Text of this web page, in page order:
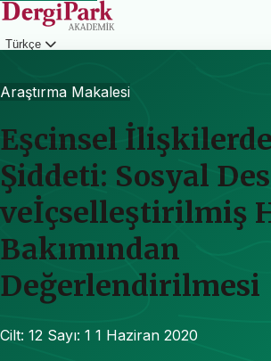
Türkçe
Araştırma Makalesi
Eşcinsel
Şiddeti: Sosyal
veİçselleştirilmiş
Bakımından
Değerlendirilmesi
Cilt: 12 Sayı: 1 1 Haziran 2020